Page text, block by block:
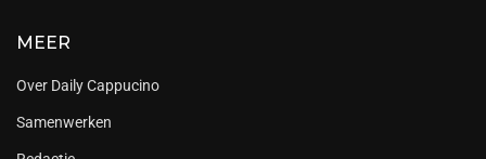
MEER
Over Daily Cappucino
Samenwerken